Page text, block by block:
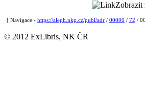
Zobrazit
[ Navigace - https://aleph.nkp.cz/publ/adr / 00000 / 72 /
© 2012 ExLibris, NK ČR